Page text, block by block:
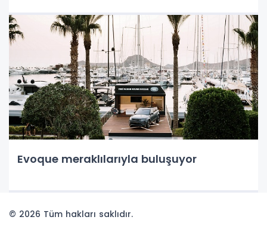
Evoque meraklılarıyla buluşuyor
© 2026 Tüm hakları saklıdır.